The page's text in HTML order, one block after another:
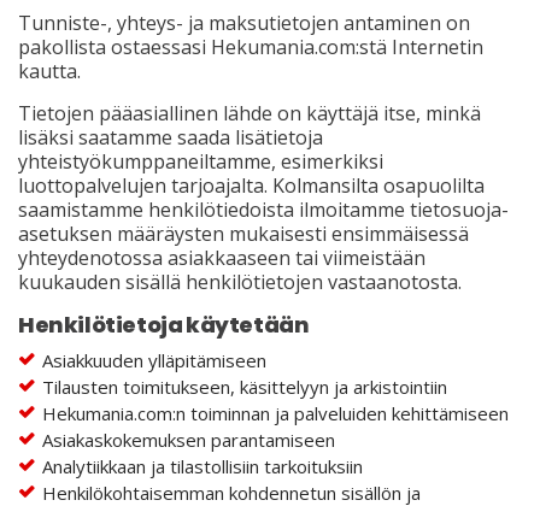
Tunniste-, yhteys- ja maksutietojen antaminen on
pakollista ostaessasi Hekumania.com:stä Internetin
kautta.
Tietojen pääasiallinen lähde on käyttäjä itse, minkä
lisäksi saatamme saada lisätietoja
yhteistyökumppaneiltamme, esimerkiksi
luottopalvelujen tarjoajalta. Kolmansilta osapuolilta
saamistamme henkilötiedoista ilmoitamme tietosuoja-
asetuksen määräysten mukaisesti ensimmäisessä
yhteydenotossa asiakkaaseen tai viimeistään
kuukauden sisällä henkilötietojen vastaanotosta.
Henkilötietoja käytetään
Asiakkuuden ylläpitämiseen
Tilausten toimitukseen, käsittelyyn ja arkistointiin
Hekumania.com:n toiminnan ja palveluiden kehittämiseen
Asiakaskokemuksen parantamiseen
Analytiikkaan ja tilastollisiin tarkoituksiin
Henkilökohtaisemman kohdennetun sisällön ja